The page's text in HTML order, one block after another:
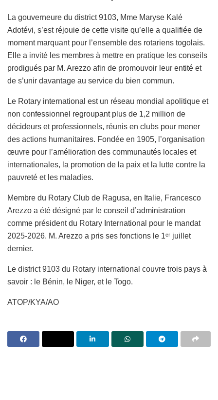
La gouverneure du district 9103, Mme Maryse Kalé
Adotévi, s’est réjouie de cette visite qu’elle a qualifiée de
moment marquant pour l’ensemble des rotariens togolais.
Elle a invité les membres à mettre en pratique les conseils
prodigués par M. Arezzo afin de promouvoir leur entité et
de s’unir davantage au service du bien commun.
Le Rotary international est un réseau mondial apolitique et
non confessionnel regroupant plus de 1,2 million de
décideurs et professionnels, réunis en clubs pour mener
des actions humanitaires. Fondée en 1905, l’organisation
œuvre pour l’amélioration des communautés locales et
internationales, la promotion de la paix et la lutte contre la
pauvreté et les maladies.
Membre du Rotary Club de Ragusa, en Italie, Francesco
Arezzo a été désigné par le conseil d’administration
comme président du Rotary International pour le mandat
2025-2026. M. Arezzo a pris ses fonctions le 1ᵉʳ juillet
dernier.
Le district 9103 du Rotary international couvre trois pays à
savoir : le Bénin, le Niger, et le Togo.
ATOP/KYA/AO